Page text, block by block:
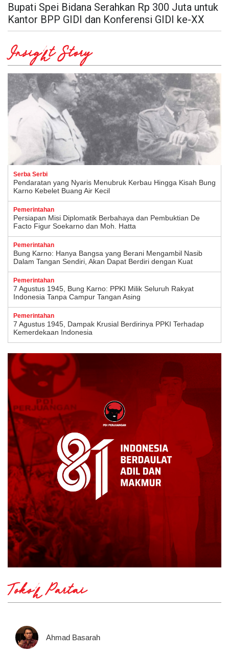
Bupati Spei Bidana Serahkan Rp 300 Juta untuk
Kantor BPP GIDI dan Konferensi GIDI ke-XX
Insight Story
Serba Serbi
Pendaratan yang Nyaris Menubruk Kerbau Hingga Kisah Bung
Karno Kebelet Buang Air Kecil
Pemerintahan
Persiapan Misi Diplomatik Berbahaya dan Pembuktian De
Facto Figur Soekarno dan Moh. Hatta
Pemerintahan
Bung Karno: Hanya Bangsa yang Berani Mengambil Nasib
Dalam Tangan Sendiri, Akan Dapat Berdiri dengan Kuat
Pemerintahan
7 Agustus 1945, Bung Karno: PPKI Milik Seluruh Rakyat
Indonesia Tanpa Campur Tangan Asing
Pemerintahan
7 Agustus 1945, Dampak Krusial Berdirinya PPKI Terhadap
Kemerdekaan Indonesia
Tokoh Partai
Ahmad Basarah